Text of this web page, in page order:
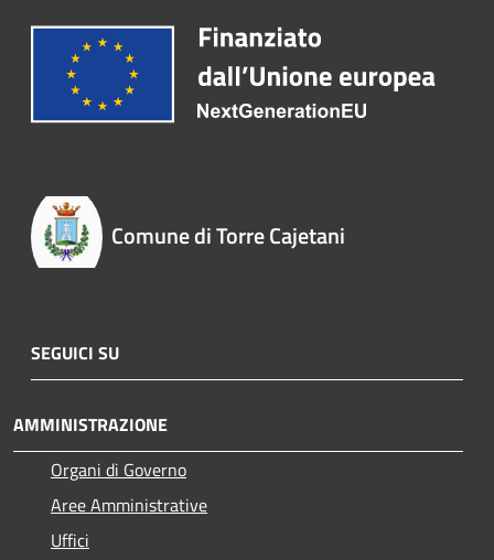
Comune di Torre Cajetani
SEGUICI SU
AMMINISTRAZIONE
Organi di Governo
Aree Amministrative
Uffici